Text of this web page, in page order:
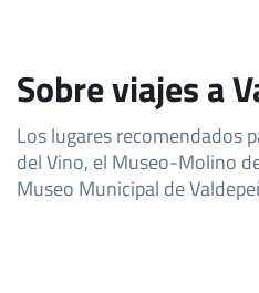
Sobre viajes a
Los lugares recomendados
del Vino, el Museo-Molino
Museo Municipal de